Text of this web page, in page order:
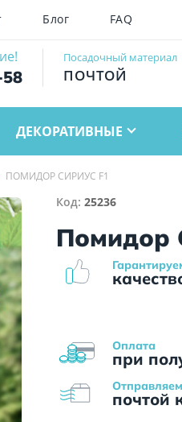
Блог FAQ
Посадочный материал
ПОЧТОЙ
ДЕКОРАТИВНЫЕ
ПОМИДОР СИРИУС F1
Код:25236
Помидор
Оплата
при
почтой